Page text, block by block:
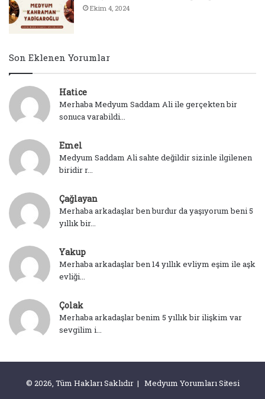
Ekim 4, 2024
Son Eklenen Yorumlar
Hatice
Merhaba Medyum Saddam Ali ile gerçekten bir
sonuca varabildi...
Emel
Medyum Saddam Ali sahte değildir sizinle ilgilenen
biridir r...
Çağlayan
Merhaba arkadaşlar ben burdur da yaşıyorum beni 5
yıllık bir...
Yakup
Merhaba arkadaşlar ben 14 yıllık evliym eşim ile aşk
evliği...
Çolak
Merhaba arkadaşlar benim 5 yıllık bir ilişkim var
sevgilim i...
© 2026, Tüm Hakları Saklıdır | Medyum Yorumları Sitesi